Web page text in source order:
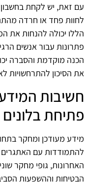
עם זאת, יש לקחת
לחוות פחד או חרדה
הללו יכולה להנחות את
פתרונות עבור אנשים
הכנה מוקדמת והסברה
את הסיכון להתרחשויות
חשיבות
פתיחת בלונים
מידע מעודכן ומחקר
להתמודדות עם האתגרים
האחרונות, גופי מחקר
הבטיחות וההשפעות